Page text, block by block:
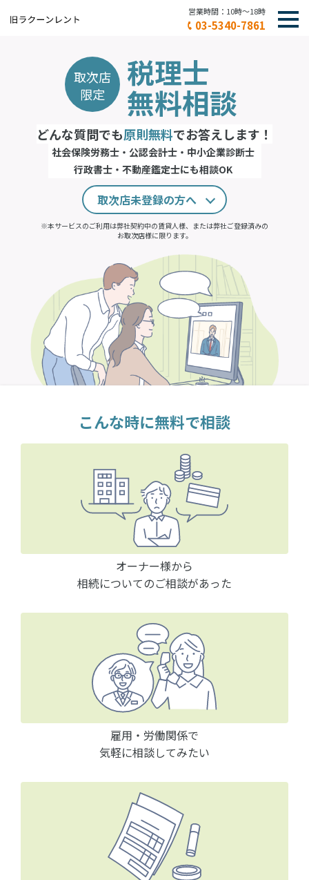
不動産会社さま
オーナーさま
保証会社さま
各種申請（書類ダウンロード）
お問い合わせ
FAX：03-5340-7862
営業時間：10時～18時
03-5340-7861
取次店
限定
税理士
無料相談
どんな質問でも原則無料でお答えします！
社会保険労務士・公認会計士・中小企業診断士
行政書士・不動産鑑定士にも相談OK
取次店未登録の方へ
※本サービスのご利用は弊社契約中の賃貸人様、または弊社ご登録済みの
お取次店様に限ります。
こんな時に無料で相談
オーナー様から
相続についてのご相談があった
雇用・労働関係で
気軽に相談してみたい